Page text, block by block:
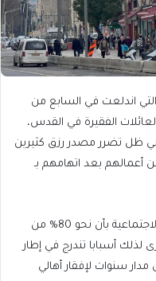
اندلعت في السابع من
الفقيرة في القدس،
ظل تضرر مصدر رزق كثيرين
بعد اتهامهم بـ
ويقدّر مركز القدس للحقوق الاقتصادية والاجتماعية بأن نحو 80% من
أسبابا تندرج في إطار
سنوات لإفقار أهالي